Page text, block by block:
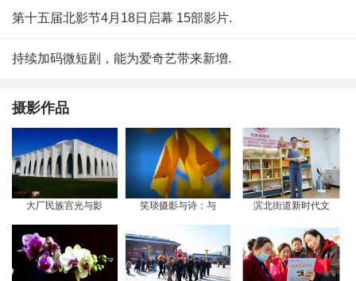
第十五届北影节4月18日启幕 15部影片.
持续加码微短剧，能为爱奇艺带来新增.
摄影作品
大厂民族宫光与影 笑琰摄影与诗：与 滨北街道新时代文